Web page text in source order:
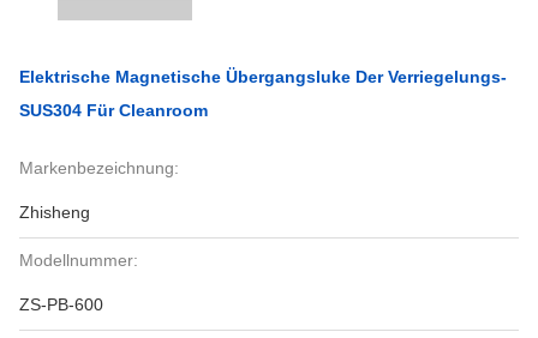
Elektrische Magnetische Übergangsluke Der Verriegelungs-
SUS304 Für Cleanroom
Markenbezeichnung:
Zhisheng
Modellnummer:
ZS-PB-600